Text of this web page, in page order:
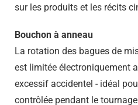
sur les produits et les récits
Bouchon à anneau
La rotation des bagues de
est limitée électroniquement
excessif accidentel - idéal
contrôlée pendant le